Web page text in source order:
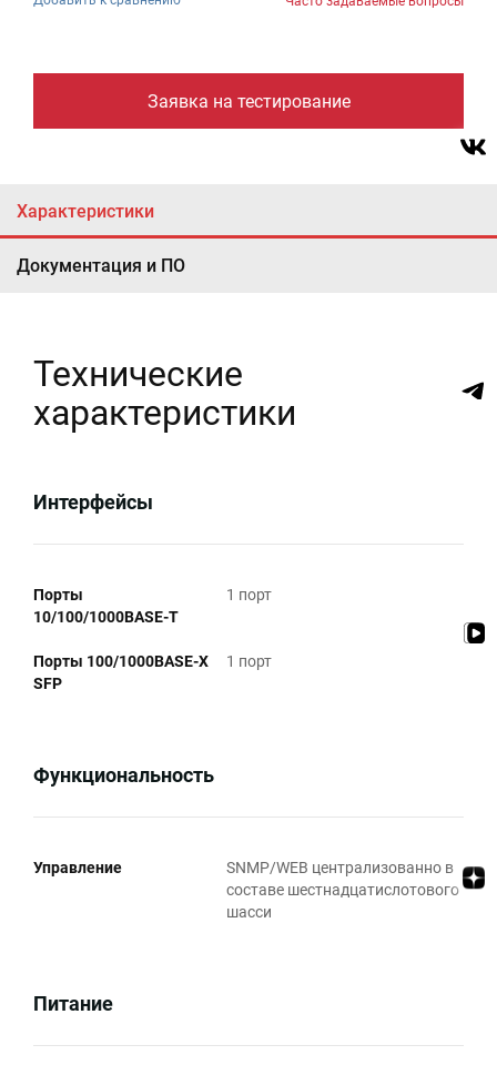
Заявка на тестирование
Характеристики
Документация и ПО
Технические
характеристики
Интерфейсы
Порты
10/100/1000BASE-T
1 порт
Порты 100/1000BASE-X
SFP
1 порт
Функциональность
Управление
SNMP/WEB централизованно в
составе шестнадцатислотового
шасси
Питание